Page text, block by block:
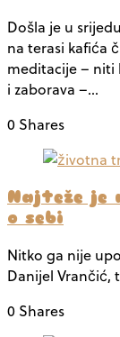
Došla je u
na terasi kafića
meditacije – niti
i zaborava –…
0 Shares
Najteže
o sebi
Nitko ga nije
Danijel Vrančić,
0 Shares